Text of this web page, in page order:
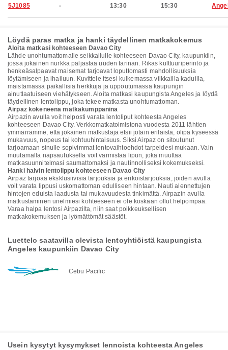
5J1085 - 13:30 15:30
Löydä paras matka ja hanki täydellinen matkakokemus
Aloita matkasi kohteeseen Davao City
Lähde unohtumattomalle seikkailulle kohteeseen Davao City, kaupunkiin,
jossa jokainen nurkka paljastaa uuden tarinan. Rikas kulttuuriperintö ja
henkeäsalpaavat maisemat tarjoavat loputtomasti mahdollisuuksia
löytämiseen ja ihailuun. Kuvittele itsesi kulkemassa vilkkailla kaduilla,
maistamassa paikallisia herkkuja ja uppoutumassa kaupungin
ainutlaatuiseen viehätykseen. Aloita matkasi kaupungista Angeles ja löydä
täydellinen lentolippu, joka tekee matkasta unohtumattoman.
Airpaz kokeneena matkakumppanina
Airpazin avulla voit helposti varata lentoliput kohteesta Angeles
kohteeseen Davao City. Verkkomatkatoimistona vuodesta 2011 lähtien
ymmärrämme, että jokainen matkustaja etsii jotain erilaista, olipa kyseessä
mukavuus, nopeus tai kohtuuhintaisuus. Siksi Airpaz on sitoutunut
tarjoamaan sinulle sopivimmat lentovaihtoehdot tarpeidesi mukaan. Vain
muutamalla napsautuksella voit varmistaa lipun, joka muuttaa
matkasuunnitelmasi saumattomaksi ja nautinnolliseksi kokemukseksi.
Hanki halvin lentolippu kohteeseen Davao City
Airpaz tarjoaa eksklusiivisia tarjouksia ja erikoistarjouksia, joiden avulla
voit varata lippusi uskomattoman edulliseen hintaan. Nauti alennettujen
hintojen eduista laadusta tai mukavuudesta tinkimättä. Airpazin avulla
matkustaminen unelmiesi kohteeseen ei ole koskaan ollut helpompaa.
Varaa halpa lentosi Airpazilta, niin saat poikkeuksellisen
matkakokemuksen ja lyömättömät säästöt.
Luettelo saatavilla olevista lentoyhtiöistä kaupungista
Angeles kaupunkiin Davao City
Cebu Pacific
Usein kysytyt kysymykset lennoista kohteesta Angeles